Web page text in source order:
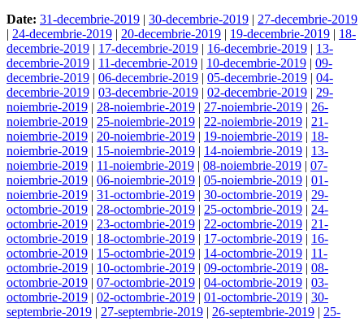
Date: 31-decembrie-2019 | 30-decembrie-2019 | 27-decembrie-2019
| 24-decembrie-2019 | 20-decembrie-2019 | 19-decembrie-2019 | 18-
decembrie-2019 | 17-decembrie-2019 | 16-decembrie-2019 | 13-
decembrie-2019 | 11-decembrie-2019 | 10-decembrie-2019 | 09-
decembrie-2019 | 06-decembrie-2019 | 05-decembrie-2019 | 04-
decembrie-2019 | 03-decembrie-2019 | 02-decembrie-2019 | 29-
noiembrie-2019 | 28-noiembrie-2019 | 27-noiembrie-2019 | 26-
noiembrie-2019 | 25-noiembrie-2019 | 22-noiembrie-2019 | 21-
noiembrie-2019 | 20-noiembrie-2019 | 19-noiembrie-2019 | 18-
noiembrie-2019 | 15-noiembrie-2019 | 14-noiembrie-2019 | 13-
noiembrie-2019 | 11-noiembrie-2019 | 08-noiembrie-2019 | 07-
noiembrie-2019 | 06-noiembrie-2019 | 05-noiembrie-2019 | 01-
noiembrie-2019 | 31-octombrie-2019 | 30-octombrie-2019 | 29-
octombrie-2019 | 28-octombrie-2019 | 25-octombrie-2019 | 24-
octombrie-2019 | 23-octombrie-2019 | 22-octombrie-2019 | 21-
octombrie-2019 | 18-octombrie-2019 | 17-octombrie-2019 | 16-
octombrie-2019 | 15-octombrie-2019 | 14-octombrie-2019 | 11-
octombrie-2019 | 10-octombrie-2019 | 09-octombrie-2019 | 08-
octombrie-2019 | 07-octombrie-2019 | 04-octombrie-2019 | 03-
octombrie-2019 | 02-octombrie-2019 | 01-octombrie-2019 | 30-
septembrie-2019 | 27-septembrie-2019 | 26-septembrie-2019 | 25-